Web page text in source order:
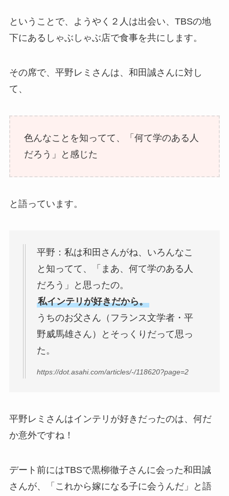
ということで、ようやく２人は出会い、TBSの地
下にあるしゃぶしゃぶ店で食事を共にします。
その席で、平野レミさんは、和田誠さんに対し
て、
色んなことを知ってて、「何て学のある人
だろう」と感じた
と語っています。
平野：私は和田さんがね、いろんなこ
と知ってて、「まあ、何て学のある人
だろう」と思ったの。
私インテリが好きだから。
うちのお父さん（フランス文学者・平
野威馬雄さん）とそっくりだって思っ
た。
https://dot.asahi.com/articles/-/118620?page=2
平野レミさんはインテリが好きだったのは、何だ
か意外ですね！
デート前にはTBSで黒柳徹子さんに会った和田誠
さんが、「これから嫁になる子に会うんだ」と語